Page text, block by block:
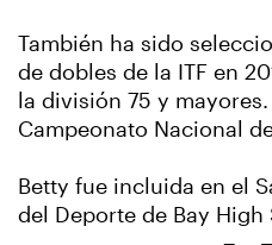
También ha sido
de dobles de la ITF en
la división 75 y
Campeonato Nacional
Betty fue incluida en el
del Deporte de Bay High